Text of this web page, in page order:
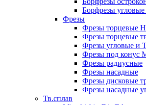
Борфрезы
Фрезы
Фрезы торцевые
Фрезы торцевые
Фрезы угловые и
Фрезы под конус
Фрезы радиусные
Фрезы насадные
Фрезы дисковые
Фрезы насадные
Тв.сплав